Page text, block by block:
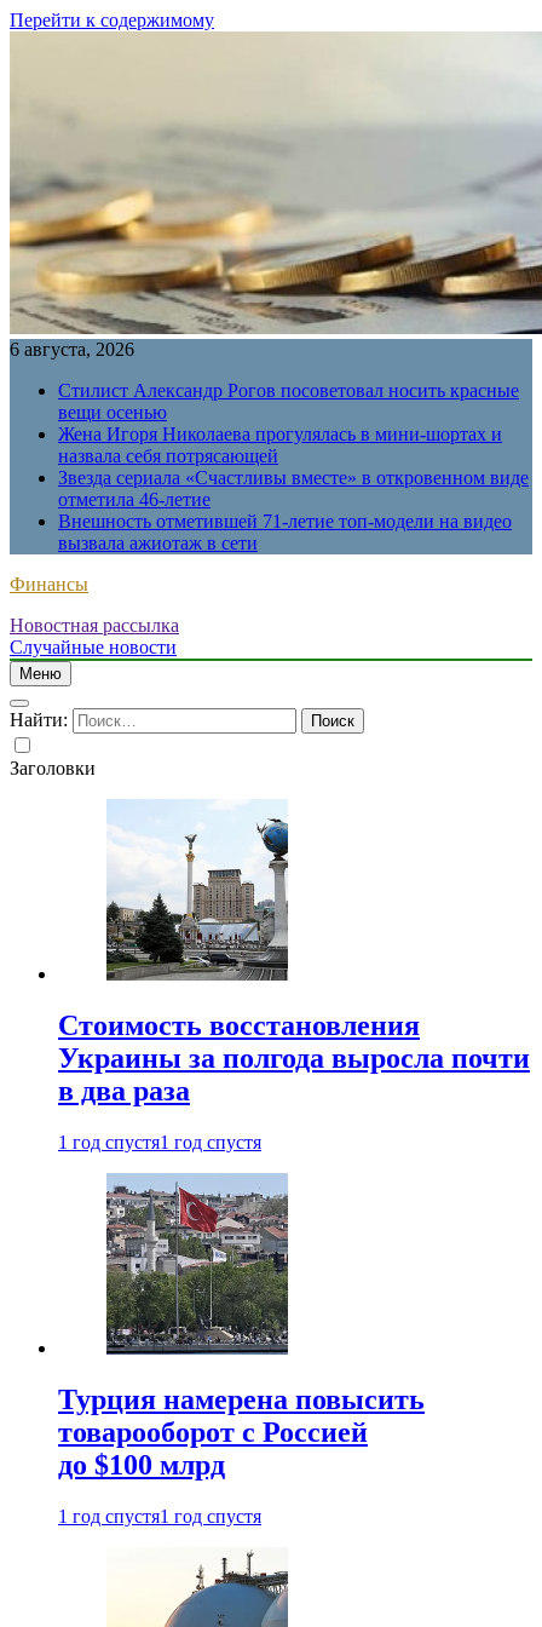
Перейти к содержимому
6 августа, 2026
Стилист Александр Рогов посоветовал носить красные
вещи осенью
Жена Игоря Николаева прогулялась в мини-шортах и
назвала себя потрясающей
Звезда сериала «Счастливы вместе» в откровенном виде
отметила 46-летие
Внешность отметившей 71-летие топ-модели на видео
вызвала ажиотаж в сети
Финансы
Новостная рассылка
Случайные новости
Меню
Найти:
Заголовки
Стоимость восстановления
Украины за полгода выросла почти
в два раза
1 год спустя1 год спустя
Турция намерена повысить
товарооборот с Россией
до $100 млрд
1 год спустя1 год спустя